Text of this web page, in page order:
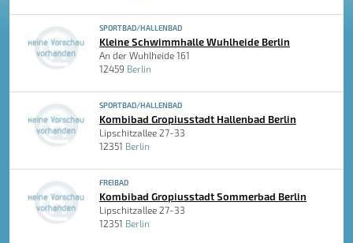
SPORTBAD/HALLENBAD
Kleine Schwimmhalle Wuhlheide Berlin
An der Wuhlheide 161
12459 Berlin
SPORTBAD/HALLENBAD
Kombibad Gropiusstadt Hallenbad Berlin
Lipschitzallee 27-33
12351 Berlin
FREIBAD
Kombibad Gropiusstadt Sommerbad Berlin
Lipschitzallee 27-33
12351 Berlin